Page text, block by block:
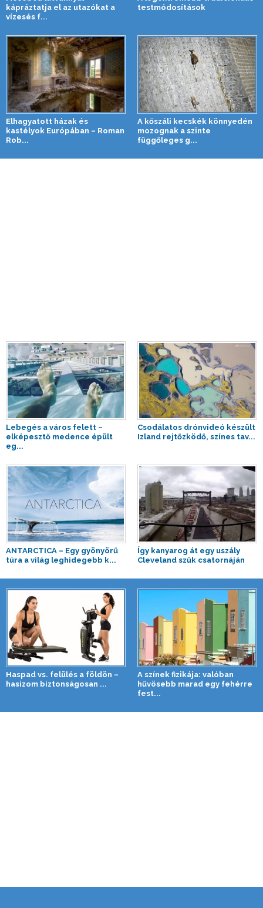
kápráztatja el az utazókat a
vízesés f...
testmódosítások
Elhagyatott házak és
kastélyok Európában – Roman
Rob...
A kőszáli kecskék könnyedén
mozognak a szinte
függőleges g...
Lebegés a város felett –
elképesztő medence épült
eg...
Csodálatos drónvideó készült
Izland rejtőzködő, színes tav...
ANTARCTICA – Egy gyönyörű
túra a világ leghidegebb k...
Így kanyarog át egy uszály
Cleveland szűk csatornáján
Haspad vs. felülés a földön –
hasizom biztonságosan ...
A színek fizikája: valóban
hűvösebb marad egy fehérre
fest...